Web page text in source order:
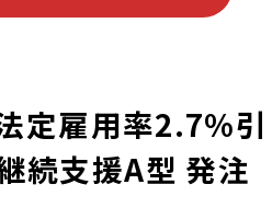
定雇用率2.7%引
続支援A型 発注